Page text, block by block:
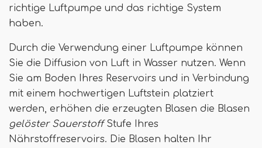
richtige Luftpumpe und das richtige System
haben.
Durch die Verwendung einer Luftpumpe können
Sie die Diffusion von Luft in Wasser nutzen. Wenn
Sie am Boden Ihres Reservoirs und in Verbindung
mit einem hochwertigen Luftstein platziert
werden, erhöhen die erzeugten Blasen die Blasen
gelöster SauerstoffStufe Ihres
Nährstoffreservoirs. Die Blasen halten Ihr